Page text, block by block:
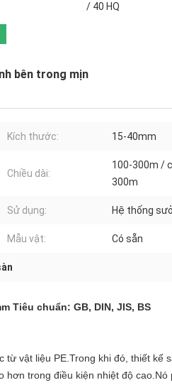
/ 40 HQ
bên trong mịn
Kích thước: 15-40mm
Chiều dài:
100-300m /
300m
Sử dụng: Hệ thống
Mẫu vật: Có sẵn
Tiêu chuẩn: GB, DIN, JIS, BS
vật liệu PE.Trong khi đó, thiết kế
hơn trong điều kiện nhiệt độ